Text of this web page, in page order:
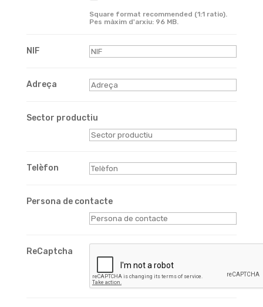
Square format recommended (1:1 ratio).
Pes màxim d'arxiu: 96 MB.
NIF
Adreça
Sector productiu
Telèfon
Persona de contacte
ReCaptcha